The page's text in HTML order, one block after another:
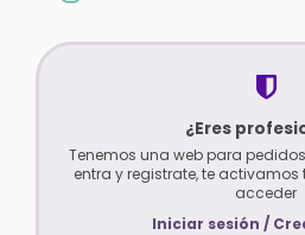
¿Eres
Tenemos una web para
entra y registrate, te
acceder
Iniciar sesión /